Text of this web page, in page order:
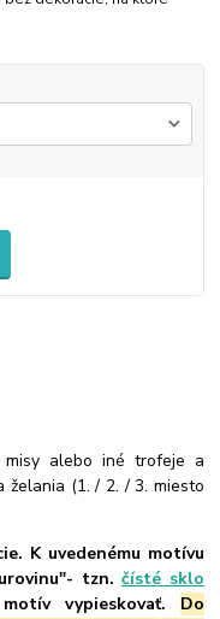
misy alebo iné trofeje a
želania (1. / 2. / 3. miesto
K uvedenému motívu
tzn.čísté sklo
vypieskovať. Do